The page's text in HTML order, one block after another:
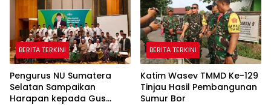
BERITA TERKINI
Pengurus NU Sumatera
Selatan Sampaikan
Harapan kepada Gus
BERITA TERKINI
Katim Wasev TMMD Ke-129
Tinjau Hasil Pembangunan
Sumur Bor